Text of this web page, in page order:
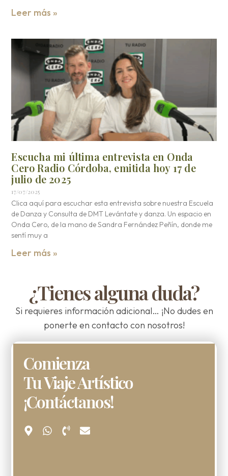
Leer más »
Escucha mi última entrevista en Onda
Cero Radio Córdoba, emitida hoy 17 de
julio de 2025
17/07/2025
Clica aquí para escuchar esta entrevista sobre nuestra Escuela
de Danza y Consulta de DMT Levántate y danza. Un espacio en
Onda Cero, de la mano de Sandra Fernández Peñín, donde me
sentí muy a
Leer más »
¿Tienes alguna duda?
Si requieres información adicional… ¡No dudes en
ponerte en contacto con nosotros!
Comienza
Tu Viaje Artístico
¡Contáctanos!